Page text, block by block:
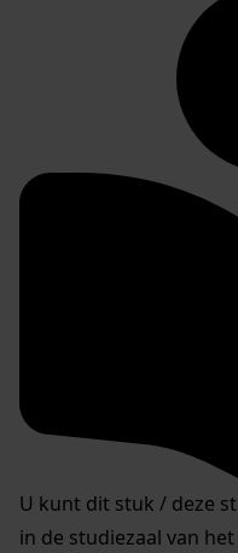
U kunt dit stuk / deze
in de studiezaal van